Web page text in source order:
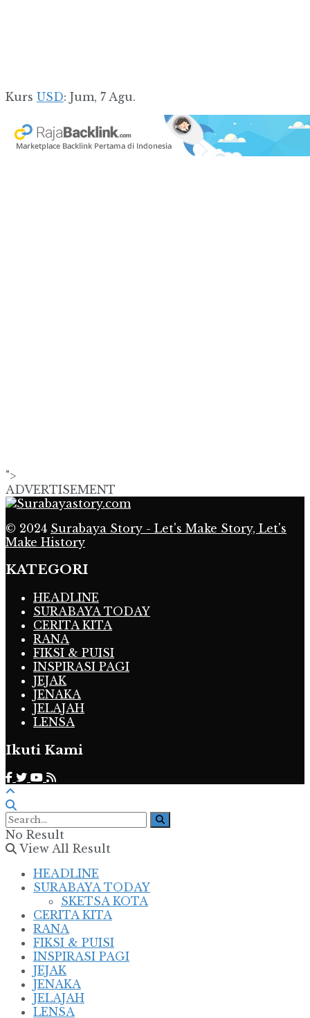
Kurs USD: Jum, 7 Agu.
">
ADVERTISEMENT
© 2024 Surabaya Story - Let's Make Story, Let's
Make History
KATEGORI
HEADLINE
SURABAYA TODAY
CERITA KITA
RANA
FIKSI & PUISI
INSPIRASI PAGI
JEJAK
JENAKA
JELAJAH
LENSA
Ikuti Kami
No Result
View All Result
HEADLINE
SURABAYA TODAY
SKETSA KOTA
CERITA KITA
RANA
FIKSI & PUISI
INSPIRASI PAGI
JEJAK
JENAKA
JELAJAH
LENSA